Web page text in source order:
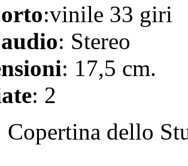
:vinile 33 giri
: Stereo
: 17,5 cm.
: 2
Copertina dello